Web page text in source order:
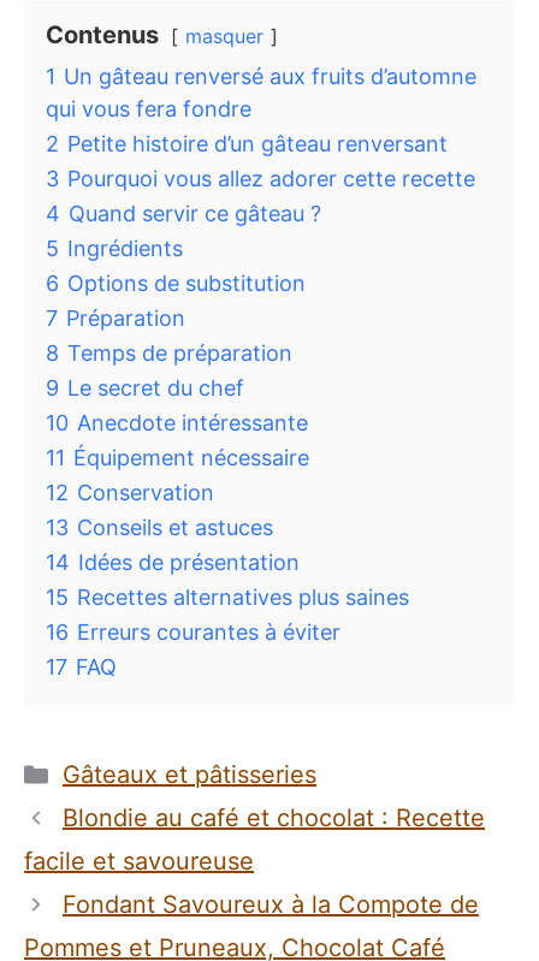
Contenus masquer
1 Un gâteau renversé aux fruits d’automne
qui vous fera fondre
2 Petite histoire d’un gâteau renversant
3 Pourquoi vous allez adorer cette recette
4 Quand servir ce gâteau ?
5 Ingrédients
6 Options de substitution
7 Préparation
8 Temps de préparation
9 Le secret du chef
10 Anecdote intéressante
11 Équipement nécessaire
12 Conservation
13 Conseils et astuces
14 Idées de présentation
15 Recettes alternatives plus saines
16 Erreurs courantes à éviter
17 FAQ
Catégories
Gâteaux et pâtisseries
Blondie au café et chocolat : Recette
facile et savoureuse
Fondant Savoureux à la Compote de
Pommes et Pruneaux, Chocolat Café